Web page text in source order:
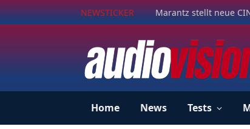
NEWSTICKER Marantz stellt neue
Home News Tests